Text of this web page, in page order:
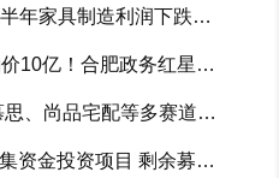
经甫 | 十年价值攀登
年家具制造利润下跌5
黑白名单…
10亿！合肥政务红星美
、尚品宅配等多赛道头
资金投资项目 剩余募资